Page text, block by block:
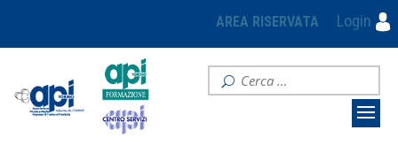
AREA RISERVATA Login